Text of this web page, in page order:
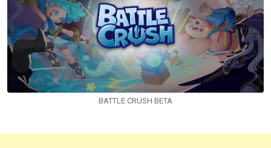
BATTLE CRUSH BETA